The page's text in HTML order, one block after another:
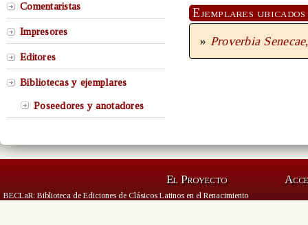
Comentaristas
Impresores
Editores
Bibliotecas y ejemplares
Poseedores y anotadores
Ejemplares
» Proverbia Senecae
El Proyecto
BECLaR: Biblioteca de Ediciones de Clásicos Latinos en el Renacimiento